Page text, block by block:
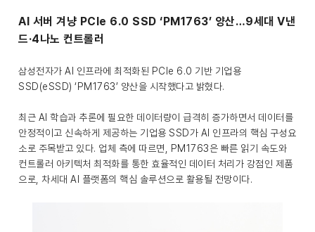
AI 서버 겨냥 PCIe 6.0 SSD ‘PM1763’ 양산…9세대 V낸
드·4나노 컨트롤러
삼성전자가 AI 인프라에 최적화된 PCIe 6.0 기반 기업용
SSD(eSSD) ‘PM1763’ 양산을 시작했다고 밝혔다.
최근 AI 학습과 추론에 필요한 데이터량이 급격히 증가하면서 데이터를
안정적이고 신속하게 제공하는 기업용 SSD가 AI 인프라의 핵심 구성요
소로 주목받고 있다. 업체 측에 따르면, PM1763은 빠른 읽기 속도와
컨트롤러 아키텍처 최적화를 통한 효율적인 데이터 처리가 강점인 제품
으로, 차세대 AI 플랫폼의 핵심 솔루션으로 활용될 전망이다.